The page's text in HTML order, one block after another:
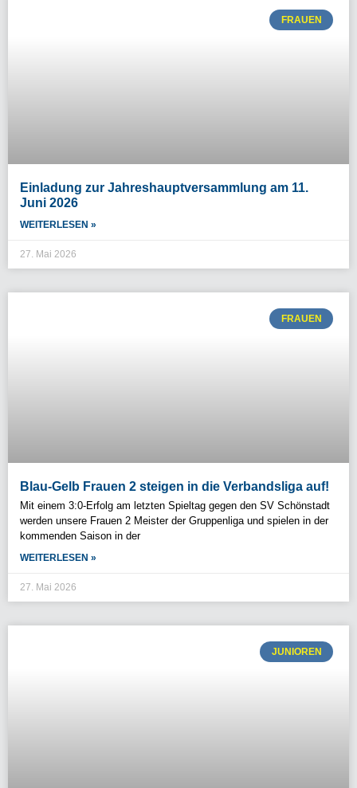
FRAUEN
Einladung zur Jahreshauptversammlung am 11.
Juni 2026
WEITERLESEN »
27. Mai 2026
FRAUEN
Blau-Gelb Frauen 2 steigen in die Verbandsliga auf!
Mit einem 3:0-Erfolg am letzten Spieltag gegen den SV Schönstadt
werden unsere Frauen 2 Meister der Gruppenliga und spielen in der
kommenden Saison in der
WEITERLESEN »
27. Mai 2026
JUNIOREN